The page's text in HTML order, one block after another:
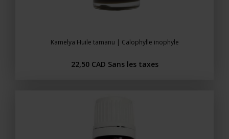
Kamelya Huile tamanu | Calophylle inophyle
22,50 CAD Sans les taxes